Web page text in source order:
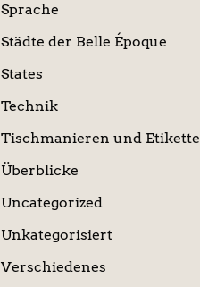
Sprache
Städte der Belle Époque
States
Technik
Tischmanieren und Etikette
Überblicke
Uncategorized
Unkategorisiert
Verschiedenes